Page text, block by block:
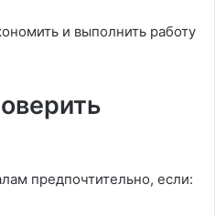
и выполнить работу
предпочтительно, если: